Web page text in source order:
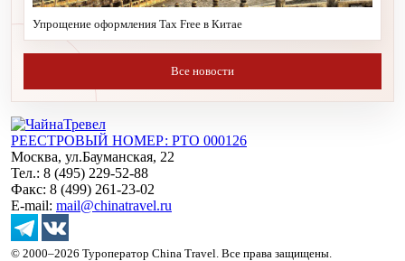
Упрощение оформления Tax Free в Китае
Все новости
РЕЕСТРОВЫЙ НОМЕР: РТО 000126
Москва, ул.Бауманская, 22
Тел.: 8 (495) 229-52-88
Факс: 8 (499) 261-23-02
E-mail: mail@chinatravel.ru
© 2000–2026 Туроператор China Travel. Все права защищены.